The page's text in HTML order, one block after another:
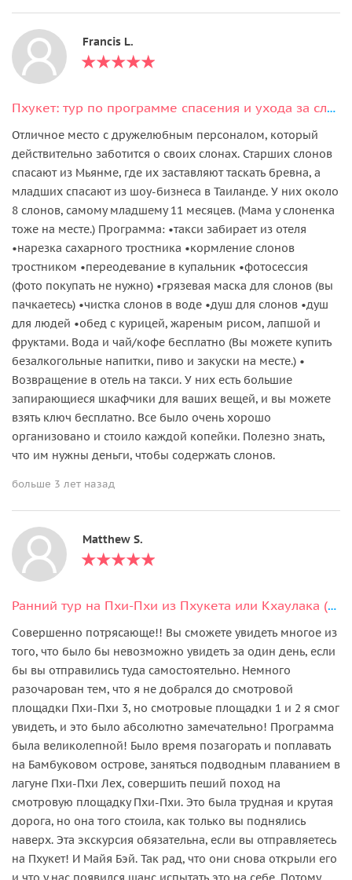
Francis L.
Пхукет: тур по программе спасения и ухода за слонами (гид англоговорящий)
Отличное место с дружелюбным персоналом, который
действительно заботится о своих слонах. Старших слонов
спасают из Мьянме, где их заставляют таскать бревна, а
младших спасают из шоу-бизнеса в Таиланде. У них около
8 слонов, самому младшему 11 месяцев. (Мама у слоненка
тоже на месте.) Программа: •такси забирает из отеля
•нарезка сахарного тростника •кормление слонов
тростником •переодевание в купальник •фотосессия
(фото покупать не нужно) •грязевая маска для слонов (вы
пачкаетесь) •чистка слонов в воде •душ для слонов •душ
для людей •обед с курицей, жареным рисом, лапшой и
фруктами. Вода и чай/кофе бесплатно (Вы можете купить
безалкогольные напитки, пиво и закуски на месте.) •
Возвращение в отель на такси. У них есть большие
запирающиеся шкафчики для ваших вещей, и вы можете
взять ключ бесплатно. Все было очень хорошо
организовано и стоило каждой копейки. Полезно знать,
что им нужны деньги, чтобы содержать слонов.
больше 3 лет назад
Matthew S.
Ранний тур на Пхи-Пхи из Пхукета или Кхаулака (на английском языке)
Совершенно потрясающе!! Вы сможете увидеть многое из
того, что было бы невозможно увидеть за один день, если
бы вы отправились туда самостоятельно. Немного
разочарован тем, что я не добрался до смотровой
площадки Пхи-Пхи 3, но смотровые площадки 1 и 2 я смог
увидеть, и это было абсолютно замечательно! Программа
была великолепной! Было время позагорать и поплавать
на Бамбуковом острове, заняться подводным плаванием в
лагуне Пхи-Пхи Лех, совершить пеший поход на
смотровую площадку Пхи-Пхи. Это была трудная и крутая
дорога, но она того стоила, как только вы поднялись
наверх. Эта экскурсия обязательна, если вы отправляетесь
на Пхукет! И Майя Бэй. Так рад, что они снова открыли его